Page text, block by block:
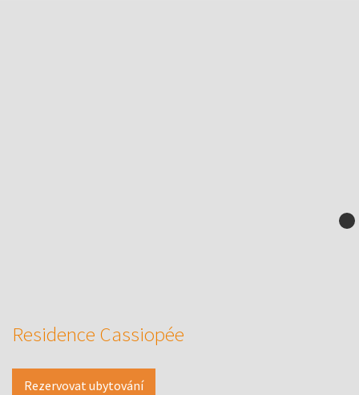
Residence Cassiopée
Rezervovat ubytování